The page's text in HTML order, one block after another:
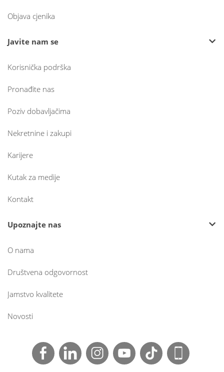
Objava cjenika
Javite nam se
Korisnička podrška
Pronađite nas
Poziv dobavljačima
Nekretnine i zakupi
Karijere
Kutak za medije
Kontakt
Upoznajte nas
O nama
Društvena odgovornost
Jamstvo kvalitete
Novosti